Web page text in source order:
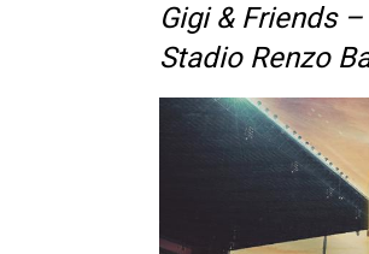
Gigi & Friends
Stadio Renzo